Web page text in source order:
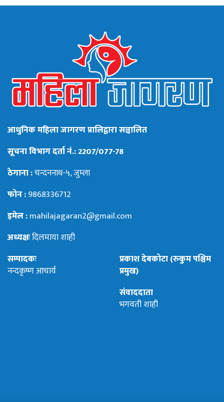
आधुनिक महिला जागरण प्रालिद्वारा सञ्चालित
सूचना विभाग दर्ता नं.: 2207/077-78
ठेगाना :चन्दननाथ-५, जुम्ला
फोन :9868336712
इमेल :mahilajagaran2@gmail.com
अध्यक्षःदिलमाया शाही
सम्पादकः
नन्दकृष्ण आचार्य
प्रकाश देबकोटा (रुकुम पश्चिम
प्रमुख)
संवाददाता
भगवती शाही